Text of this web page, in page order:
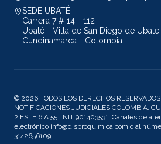
SEDE UBATÉ
Carrera 7 # 14 - 112
Ubaté - Villa de San Diego de Ubate
Cundinamarca - Colombia
© 2026 TODOS LOS DERECHOS
NOTIFICACIONES JUDICIALES COLOMBIA,
2 ESTE 6 A 55 | NIT 901403531. Canales de
electrónico info@disproquimica.com o al
3142656109.